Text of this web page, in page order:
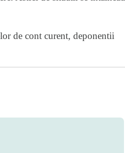
de cont curent, deponentii